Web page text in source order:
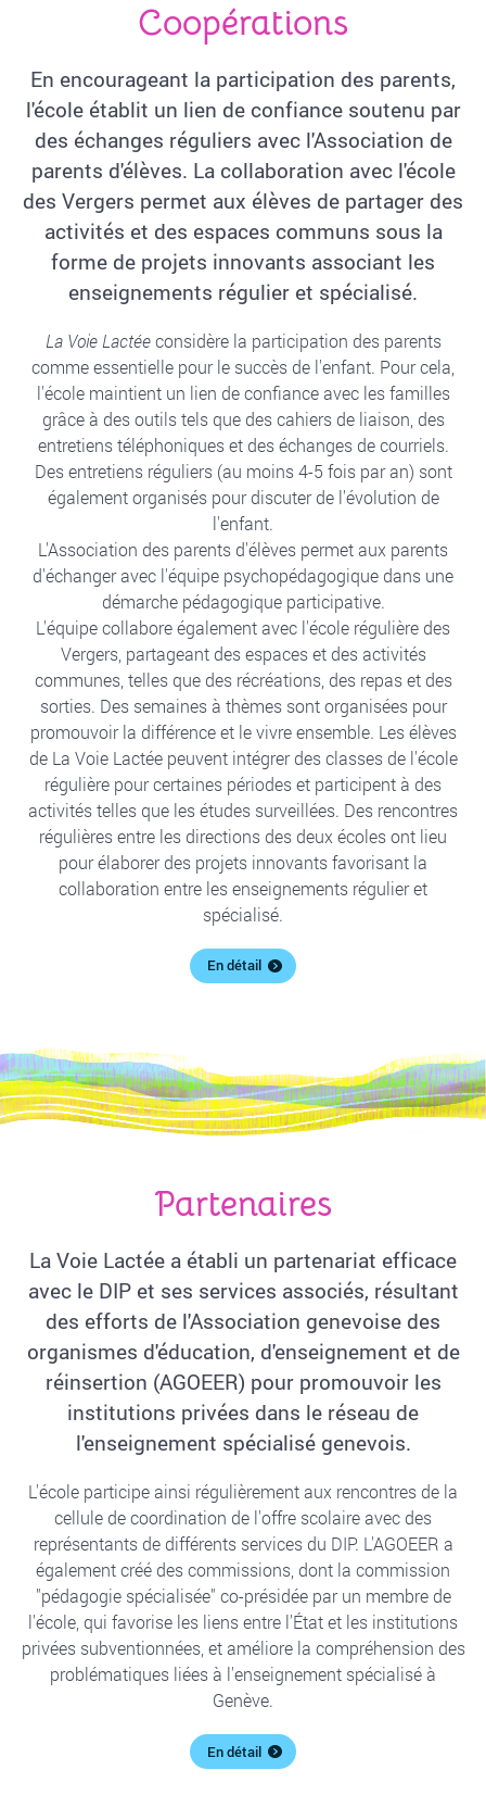
Coopérations
En encourageant la participation des parents,
l'école établit un lien de confiance soutenu par
des échanges réguliers avec l'Association de
parents d'élèves. La collaboration avec l'école
des Vergers permet aux élèves de partager des
activités et des espaces communs sous la
forme de projets innovants associant les
enseignements régulier et spécialisé.
La Voie Lactéeconsidère la participation des parents
comme essentielle pour le succès de l'enfant. Pour cela,
l'école maintient un lien de confiance avec les familles
grâce à des outils tels que des cahiers de liaison, des
entretiens téléphoniques et des échanges de courriels.
Des entretiens réguliers (au moins 4-5 fois par an) sont
également organisés pour discuter de l'évolution de
l'enfant.
L'Association des parents d'élèves permet aux parents
d'échanger avec l'équipe psychopédagogique dans une
démarche pédagogique participative.
L'équipe collabore également avec l'école régulière des
Vergers, partageant des espaces et des activités
communes, telles que des récréations, des repas et des
sorties. Des semaines à thèmes sont organisées pour
promouvoir la différence et le vivre ensemble. Les élèves
de La Voie Lactée peuvent intégrer des classes de l'école
régulière pour certaines périodes et participent à des
activités telles que les études surveillées. Des rencontres
régulières entre les directions des deux écoles ont lieu
pour élaborer des projets innovants favorisant la
collaboration entre les enseignements régulier et
spécialisé.
En détail
Partenaires
La Voie Lactée a établi un partenariat efficace
avec le DIP et ses services associés, résultant
des efforts de l'Association genevoise des
organismes d'éducation, d'enseignement et de
réinsertion (AGOEER) pour promouvoir les
institutions privées dans le réseau de
l'enseignement spécialisé genevois.
L'école participe ainsi régulièrement aux rencontres de la
cellule de coordination de l'offre scolaire avec des
représentants de différents services du DIP. L'AGOEER a
également créé des commissions, dont la commission
"pédagogie spécialisée" co-présidée par un membre de
l'école, qui favorise les liens entre l'État et les institutions
privées subventionnées, et améliore la compréhension des
problématiques liées à l'enseignement spécialisé à
Genève.
En détail